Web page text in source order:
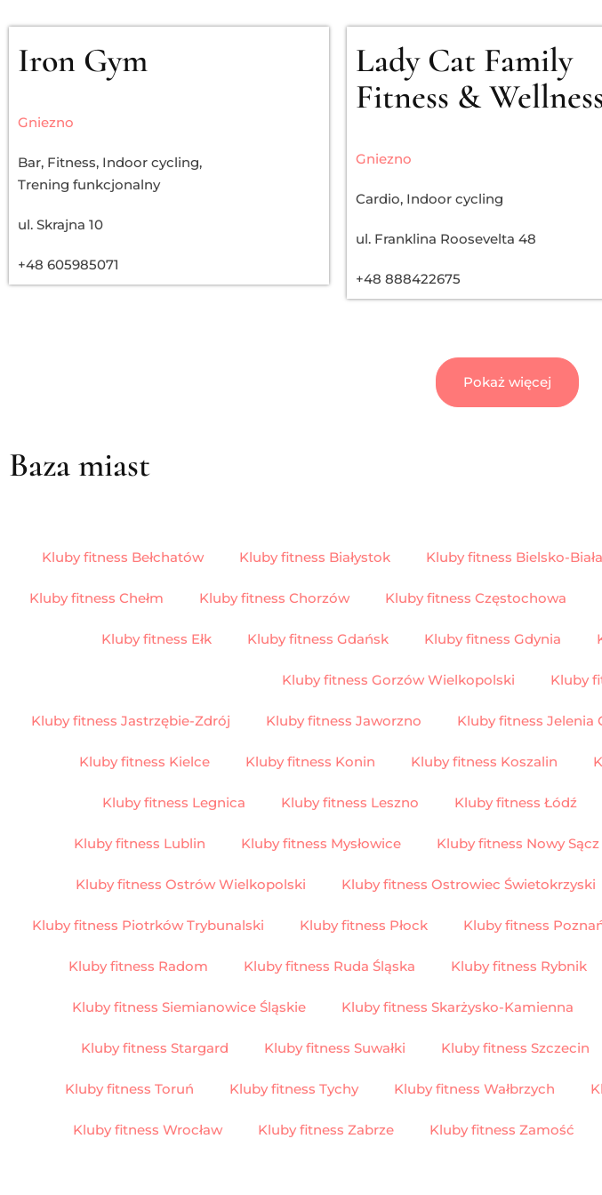
Iron Gym
Gniezno
Bar, Fitness, Indoor cycling,
Trening funkcjonalny
ul. Skrajna 10
+48 605985071
Lady Cat Family
Fitness &
Gniezno
Cardio, Indoor cycling
ul. Franklina Roosevelta 48
+48 888422675
Pokaż więcej
Baza miast
Kluby fitness Bełchatów Kluby fitness Białystok Kluby fitness Bielsko-Biała
Kluby fitness Chełm Kluby fitness Chorzów Kluby fitness Częstochowa
Kluby fitness Ełk Kluby fitness Gdańsk Kluby fitness Gdynia
Kluby fitness Gorzów Wielkopolski Kluby
Kluby fitness Jastrzębie-Zdrój Kluby fitness Jaworzno Kluby fitness Jelenia
Kluby fitness Kielce Kluby fitness Konin Kluby fitness Koszalin
Kluby fitness Legnica Kluby fitness Leszno Kluby fitness Łódź
Kluby fitness Lublin Kluby fitness Mysłowice Kluby fitness Nowy Sącz
Kluby fitness Ostrów Wielkopolski Kluby fitness Ostrowiec Świetokrzyski
Kluby fitness Piotrków Trybunalski Kluby fitness Płock Kluby fitness
Kluby fitness Radom Kluby fitness Ruda Śląska Kluby fitness Rybnik
Kluby fitness Siemianowice Śląskie Kluby fitness Skarżysko-Kamienna
Kluby fitness Stargard Kluby fitness Suwałki Kluby fitness Szczecin
Kluby fitness Toruń Kluby fitness Tychy Kluby fitness Wałbrzych
Kluby fitness Wrocław Kluby fitness Zabrze Kluby fitness Zamość